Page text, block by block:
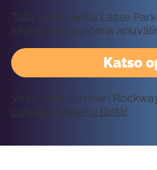
Katso
Tällä oppitunnilla Lasse
käytetään loopperia
Vaatii kirjautumisen
päivää ilmaiseksi tästä!